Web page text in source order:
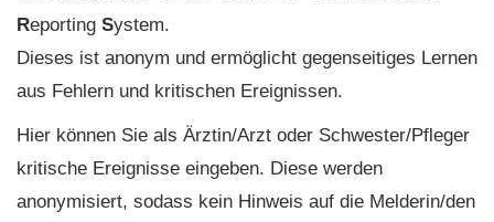
Reporting System.
Dieses ist anonym und ermöglicht gegenseitiges Lernen
aus Fehlern und kritischen Ereignissen.
Hier können Sie als Ärztin/Arzt oder Schwester/Pfleger
kritische Ereignisse eingeben. Diese werden
anonymisiert, sodass kein Hinweis auf die Melderin/den